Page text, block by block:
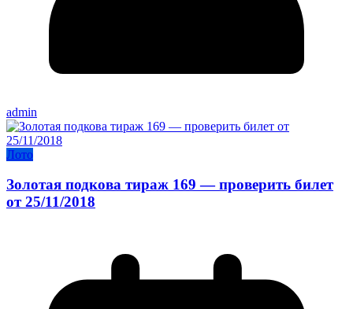
admin
Лото
Золотая подкова тираж 169 — проверить билет
от 25/11/2018